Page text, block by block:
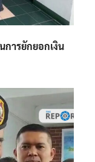
ารยักยอกเงิน